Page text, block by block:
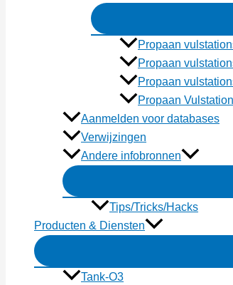
Propaan
Propaan
Propaan
Propaan
Aanmelden voor databases
Verwijzingen
Andere infobronnen
Tips/Tricks/Hacks
Producten & Diensten
Tank-O3